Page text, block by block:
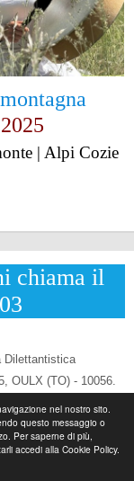
nel nostro sito.
questo messaggio o
Per saperne di più,
accedi alla Cookie Policy.
| Alpi Cozie
chiama il
Dilettantistica
OULX (TO) - 10056.